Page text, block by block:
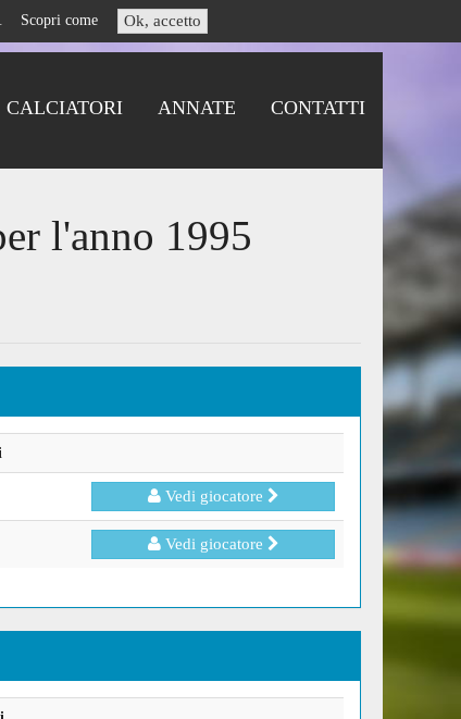
Scopri come Ok, accetto
CALCIATORI ANNATE CONTATTI
l'anno 1995
Vedi giocatore
Vedi giocatore